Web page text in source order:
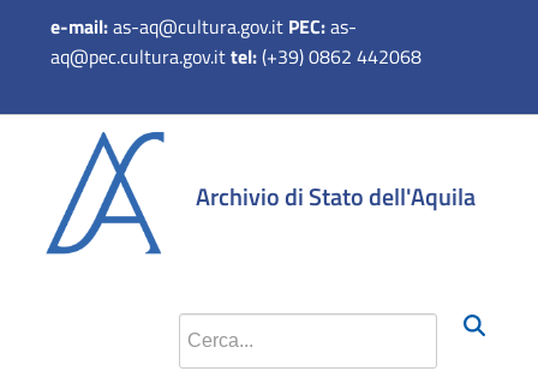
e-mail:as-aq@cultura.gov.it PEC:as-
aq@pec.cultura.gov.ittel:(+39) 0862 442068
Archivio di Stato dell'Aquila
Cerca nel sito